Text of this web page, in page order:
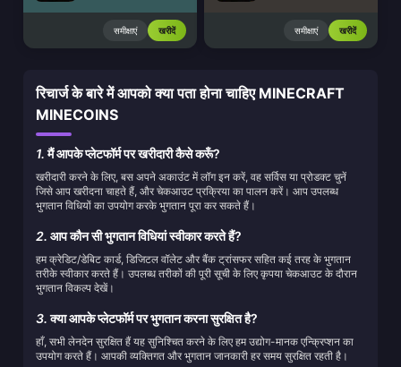
समीक्षाएं खरीदें समीक्षाएं खरीदें
रिचार्ज के बारे में आपको क्या पता होना चाहिए MINECRAFT
MINECOINS
1.मैं आपके प्लेटफॉर्म पर खरीदारी कैसे करूँ?
खरीदारी करने के लिए, बस अपने अकाउंट में लॉग इन करें, वह सर्विस या प्रोडक्ट चुनें
जिसे आप खरीदना चाहते हैं, और चेकआउट प्रक्रिया का पालन करें। आप उपलब्ध
भुगतान विधियों का उपयोग करके भुगतान पूरा कर सकते हैं।
2. आप कौन सी भुगतान विधियां स्वीकार करते हैं?
हम क्रेडिट/डेबिट कार्ड, डिजिटल वॉलेट और बैंक ट्रांसफर सहित कई तरह के भुगतान
तरीके स्वीकार करते हैं। उपलब्ध तरीकों की पूरी सूची के लिए कृपया चेकआउट के दौरान
भुगतान विकल्प देखें।
3.क्या आपके प्लेटफॉर्म पर भुगतान करना सुरक्षित है?
हाँ, सभी लेनदेन सुरक्षित हैं यह सुनिश्चित करने के लिए हम उद्योग-मानक एन्क्रिप्शन का
उपयोग करते हैं। आपकी व्यक्तिगत और भुगतान जानकारी हर समय सुरक्षित रहती है।